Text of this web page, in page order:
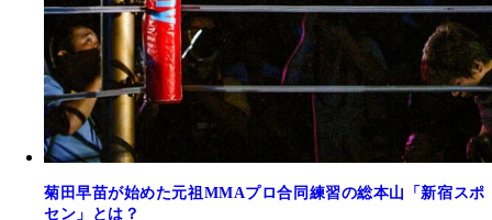
菊田早苗が始めた元祖MMAプロ合同練習の総本山「新宿スポ
セン」とは？